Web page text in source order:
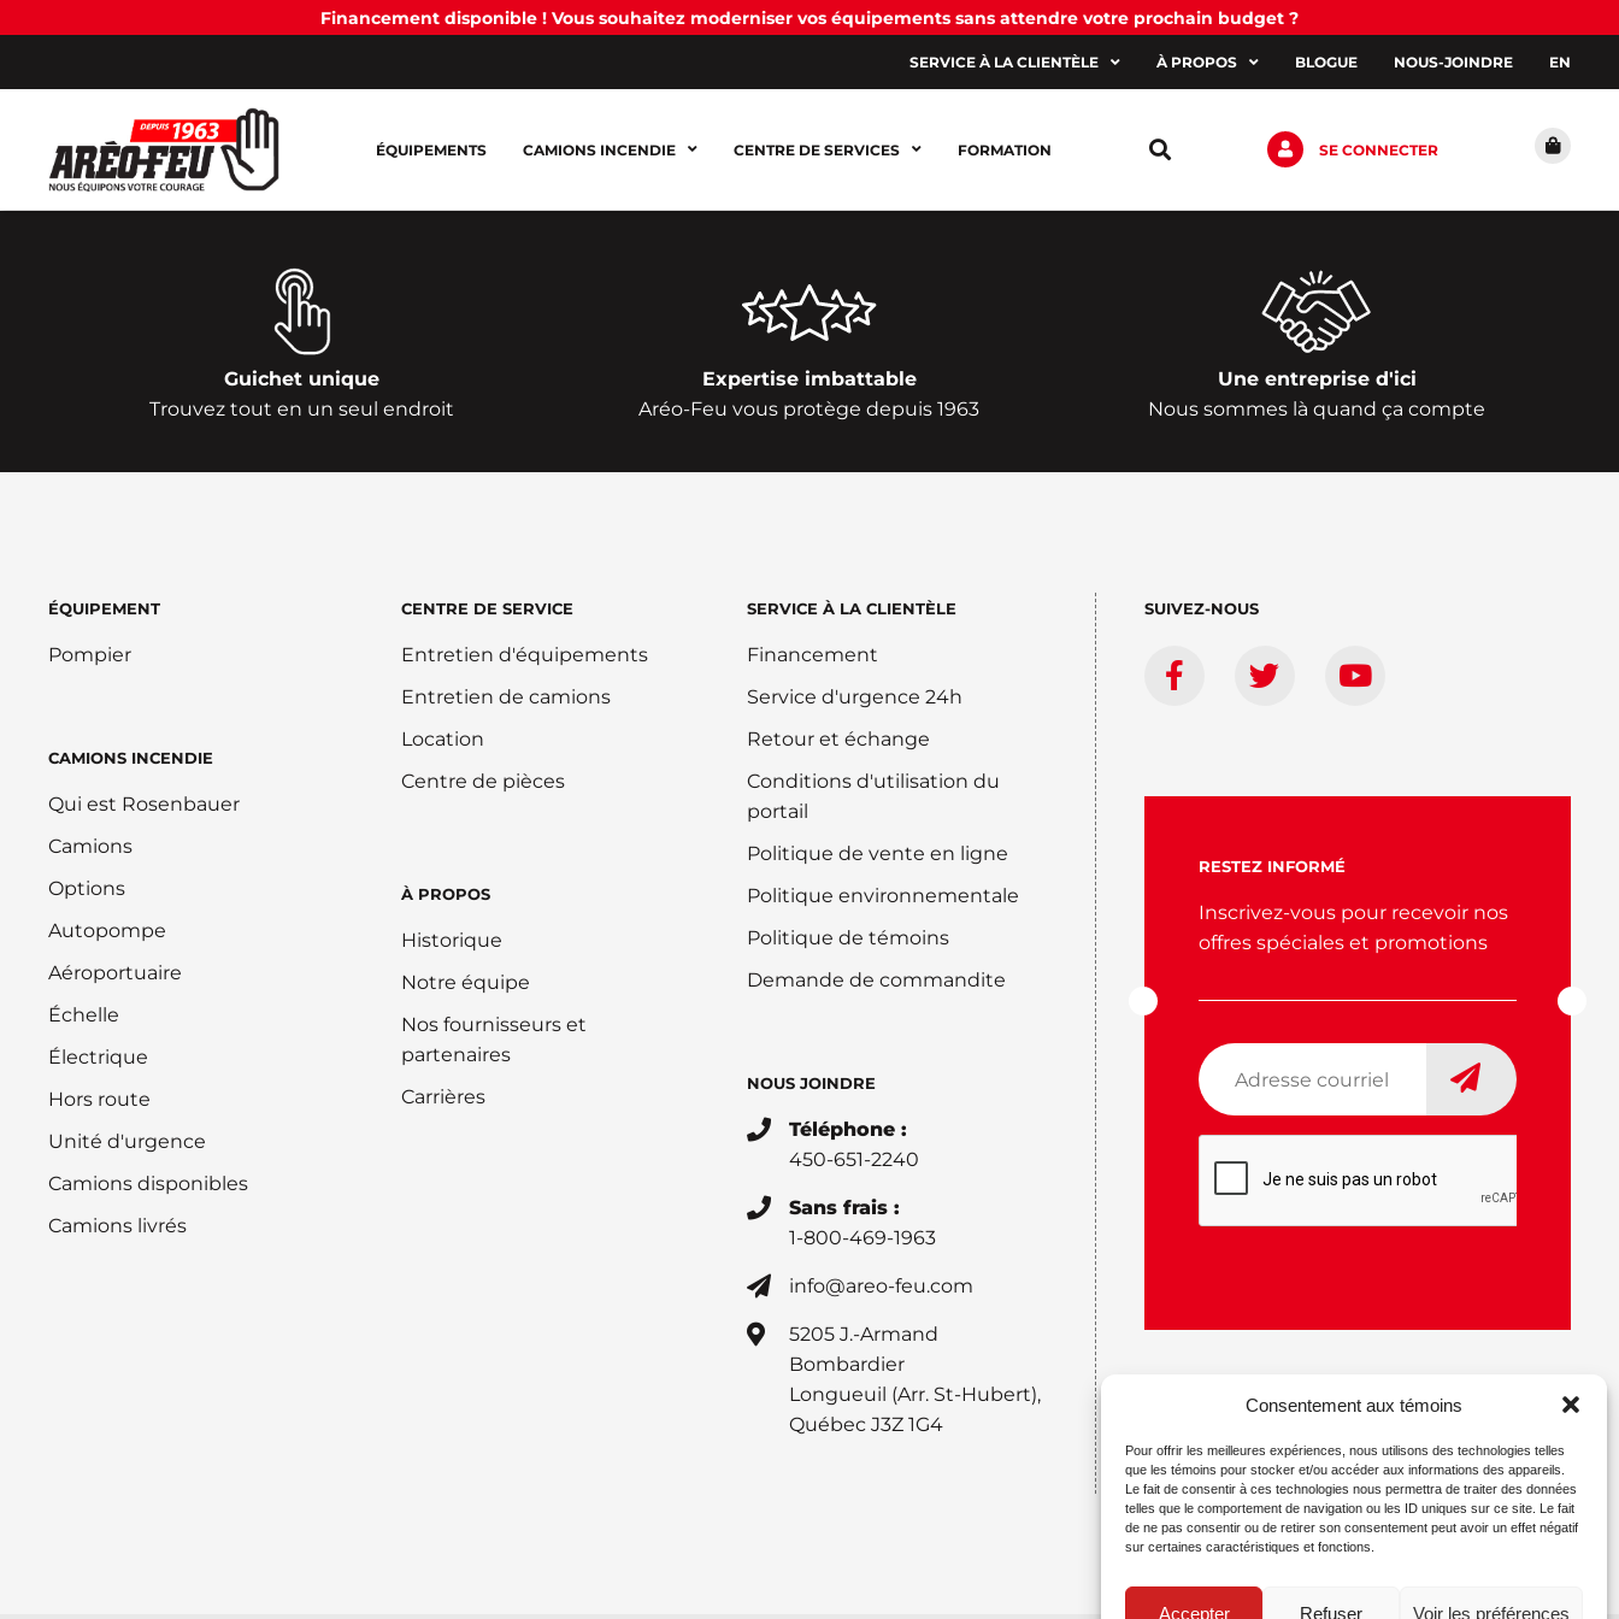
Consentement aux témoins
Pour offrir les meilleures expériences, nous utilisons des technologies telles
que les témoins pour stocker et/ou accéder aux informations des appareils.
Le fait de consentir à ces technologies nous permettra de traiter des données
telles que le comportement de navigation ou les ID uniques sur ce site. Le fait
de ne pas consentir ou de retirer son consentement peut avoir un effet négatif
sur certaines caractéristiques et fonctions.
Accepter Refuser Voir les préférences
Financement disponible ! Vous souhaitez moderniser vos équipements sans attendre votre prochain budget ?
SERVICE À LA CLIENTÈLE À PROPOS BLOGUE NOUS-JOINDRE EN
ÉQUIPEMENTS CAMIONS INCENDIE CENTRE DE SERVICES FORMATION SE CONNECTER
Guichet unique
Trouvez tout en un seul endroit
Expertise imbattable
Aréo-Feu vous protège depuis 1963
Une entreprise d'ici
Nous sommes là quand ça compte
ÉQUIPEMENT
Pompier
CAMIONS INCENDIE
Qui est Rosenbauer
Camions
Options
Autopompe
Aéroportuaire
Échelle
Électrique
Hors route
Unité d'urgence
Camions disponibles
Camions livrés
CENTRE DE SERVICE
Entretien d'équipements
Entretien de camions
Location
Centre de pièces
À PROPOS
Historique
Notre équipe
Nos fournisseurs et
partenaires
Carrières
SERVICE À LA CLIENTÈLE
Financement
Service d'urgence 24h
Retour et échange
Conditions d'utilisation du
portail
Politique de vente en ligne
Politique environnementale
Politique de témoins
Demande de commandite
NOUS JOINDRE
Téléphone :
450-651-2240
Sans frais :
1-800-469-1963
info@areo-feu.com
5205 J.-Armand
Bombardier
Longueuil (Arr. St-Hubert),
Québec J3Z 1G4
SUIVEZ-NOUS
RESTEZ INFORMÉ
Inscrivez-vous pour recevoir nos
offres spéciales et promotions
Adresse
courriel